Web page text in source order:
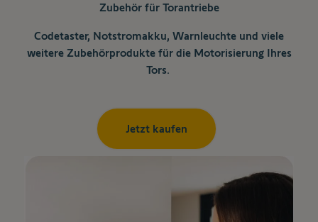
Zubehör für Torantriebe
Codetaster, Notstromakku, Warnleuchte und viele
weitere Zubehörprodukte für die Motorisierung Ihres
Tors.
Jetzt kaufen